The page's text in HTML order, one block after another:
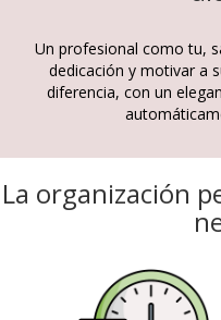
Un profesional como tu,
dedicación y motivar a
diferencia, con un
La organización